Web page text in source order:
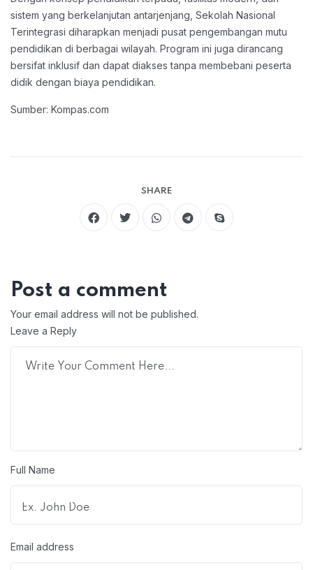
sistem yang berkelanjutan antarjenjang, Sekolah Nasional
Terintegrasi diharapkan menjadi pusat pengembangan mutu
pendidikan di berbagai wilayah. Program ini juga dirancang
bersifat inklusif dan dapat diakses tanpa membebani peserta
didik dengan biaya pendidikan.
Sumber: Kompas.com
SHARE
Post a comment
Your email address will not be published.
Leave a Reply
Full Name
Email address